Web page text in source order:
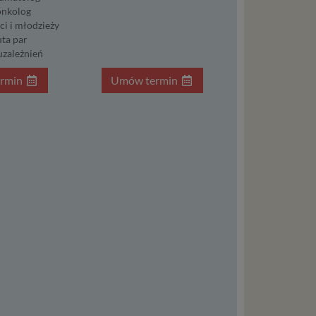
i młodzieży
par
Umów termin
z
W tej
do